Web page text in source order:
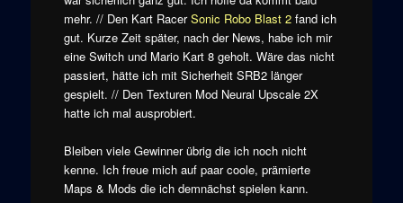
mehr. // Den Kart RacerSonic Robo Blast 2fand ich
gut. Kurze Zeit später, nach der News, habe ich mir
eine Switch und Mario Kart 8 geholt. Wäre das nicht
passiert, hätte ich mit Sicherheit SRB2 länger
gespielt. // Den Texturen Mod Neural Upscale 2X
hatte ich mal ausprobiert.
Bleiben viele Gewinner übrig die ich noch nicht
kenne. Ich freue mich auf paar coole, prämierte
Maps & Mods die ich demnächst spielen kann.